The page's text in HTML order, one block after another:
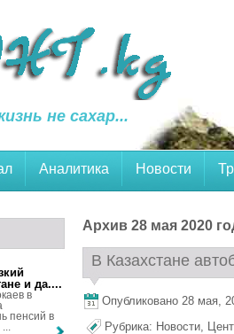
не сахар...
Аналитика Новости
Архив 28 мая 2020
В Казахстане
Опубликовано 28 мая,
Рубрика: Новости,
и да....
в
пенсий в
...